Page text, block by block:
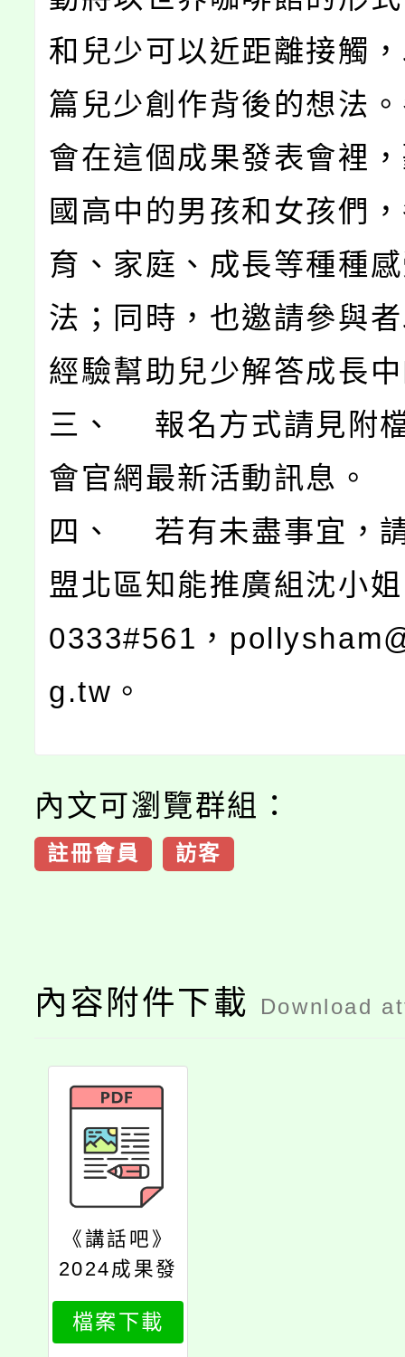
和兒少可以近距離接觸
篇兒少創作背後的想法
會在這個成果發表會裡
國高中的男孩和女孩們
育、家庭、成長等種種
法；同時，也邀請參與
經驗幫助兒少解答成長
三、 報名方式請見附
會官網最新活動訊息。
四、 若有未盡事宜，
盟北區知能推廣組沈小
0333#561，
g.tw。
內文可瀏覽群組：
註冊會員 訪客
內容附件下載 Download
《講話吧》
2024成果發
表會
檔案下載